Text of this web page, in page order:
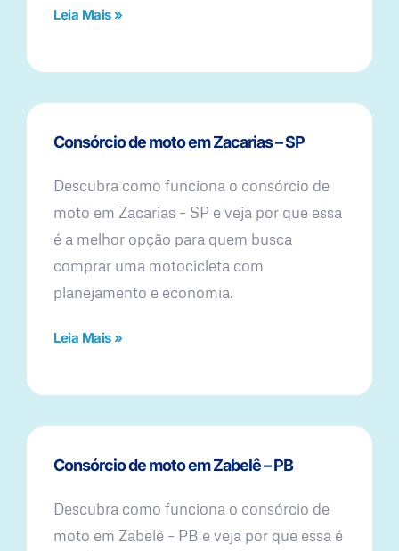
Leia Mais »
Consórcio de moto em Zacarias – SP
Descubra como funciona o consórcio de
moto em Zacarias – SP e veja por que essa
é a melhor opção para quem busca
comprar uma motocicleta com
planejamento e economia.
Leia Mais »
Consórcio de moto em Zabelê – PB
Descubra como funciona o consórcio de
moto em Zabelê – PB e veja por que essa é